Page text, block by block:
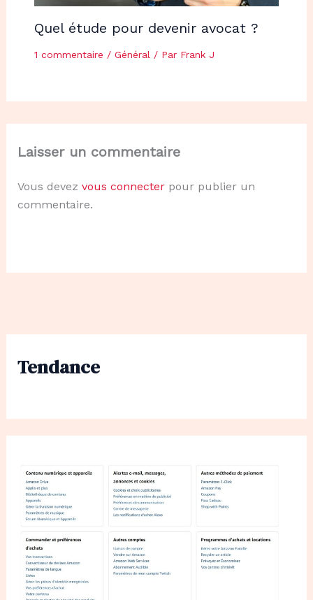
Tendance
Quel étude pour devenir avocat ?
1 commentaire / Général / Par Frank J
Laisser un commentaire
Vous devez vous connecterpour publier un
commentaire.